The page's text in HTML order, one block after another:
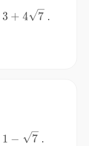
3+4\sqrt{7}
3 + 4 7 .
1-
1 − 7 .